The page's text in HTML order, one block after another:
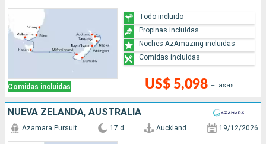
Comidas incluidas US$ 5,098 +Tasas
Todo incluido
Propinas incluidas
Noches AzAmazing incluidas
Comidas incluidas
NUEVA ZELANDA, AUSTRALIA
Azamara Pursuit 17 d Auckland 19/12/2026